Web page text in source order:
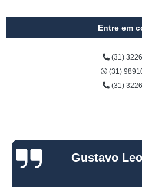
Entre em
(31)
(31)
(31)
Gustavo